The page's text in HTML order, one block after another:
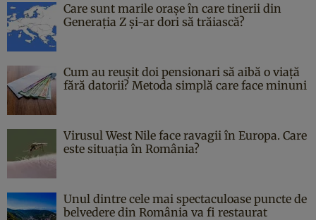
Care sunt marile orașe în care tinerii din
Generația Z și-ar dori să trăiască?
Cum au reușit doi pensionari să aibă o viață
fără datorii? Metoda simplă care face minuni
Virusul West Nile face ravagii în Europa. Care
este situația în România?
Unul dintre cele mai spectaculoase puncte de
belvedere din România va fi restaurat